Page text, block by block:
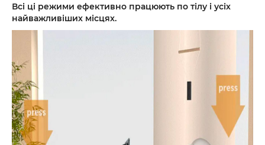
Всі ці режими ефективно працюють по тілу і усіх
найважливіших місцях.